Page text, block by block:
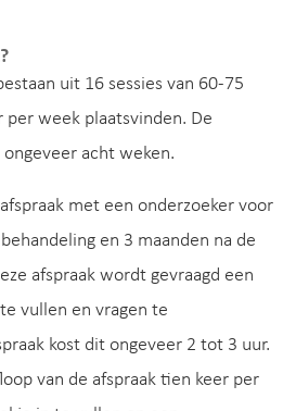
uit 16 sessies van 60-75
week plaatsvinden. De
acht weken.
met een onderzoeker voor
en 3 maanden na de
afspraak wordt gevraagd een
vullen en vragen te
kost dit ongeveer 2 tot 3 uur.
van de afspraak tien keer per